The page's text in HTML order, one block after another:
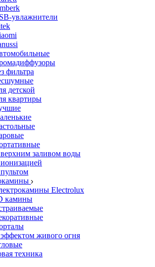
увлажнители
фильтра
детской
квартиры
заливом воды
Electrolux
камины
живого огня
техника